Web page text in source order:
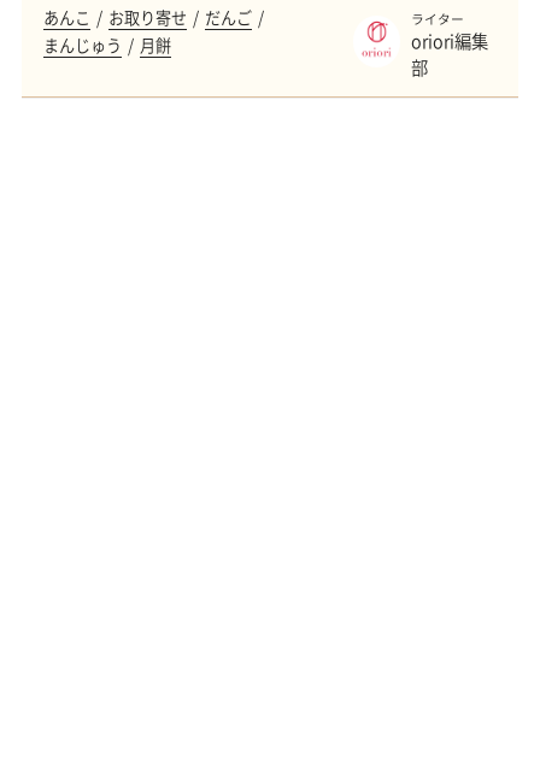
あんこ お取り寄せ
だんご
まんじゅう
月餅
ライター
oriori編集
部